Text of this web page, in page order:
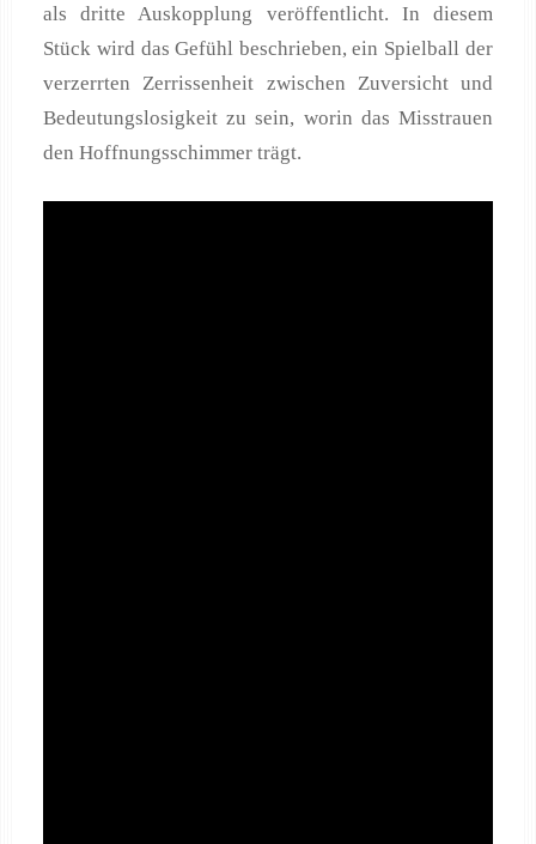
als dritte Auskopplung veröffentlicht. In diesem
Stück wird das Gefühl beschrieben, ein Spielball der
verzerrten Zerrissenheit zwischen Zuversicht und
Bedeutungslosigkeit zu sein, worin das Misstrauen
den Hoffnungsschimmer trägt.